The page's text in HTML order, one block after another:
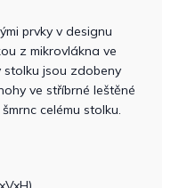
prvky v designu
z mikrovlákna ve
stolku jsou zdobeny
ve stříbrné leštěné
celému stolku.